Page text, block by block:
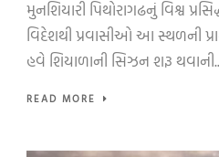
મુનશિયારી પિથોરાગઢનું વિશ્વ
વિદેશથી પ્રવાસીઓ આ સ્થળની
હવે શિયાળાની સિઝન શરૂ
READ MORE